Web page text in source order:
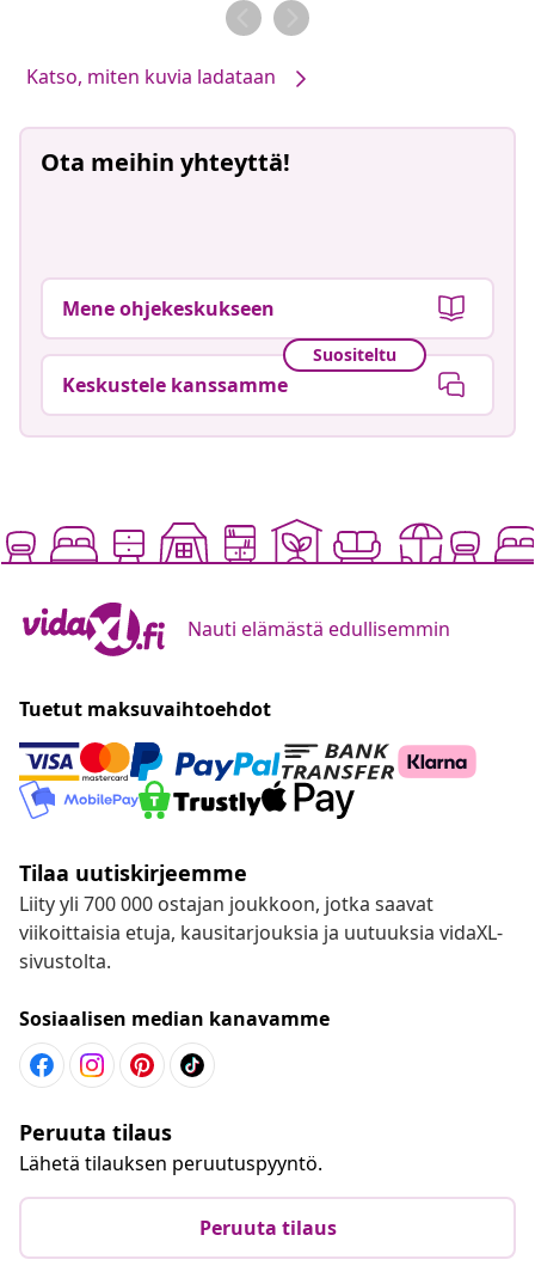
Katso, miten kuvia ladataan
Ota meihin yhteyttä!
Mene ohjekeskukseen
Suositeltu
Keskustele kanssamme
Nauti elämästä edullisemmin
Tuetut maksuvaihtoehdot
Tilaa uutiskirjeemme
Liity yli 700 000 ostajan joukkoon, jotka saavat
viikoittaisia etuja, kausitarjouksia ja uutuuksia vidaXL-
sivustolta.
Sosiaalisen median kanavamme
Peruuta tilaus
Lähetä tilauksen peruutuspyyntö.
Peruuta tilaus